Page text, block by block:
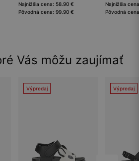
Najnižšia cena: 58.90 €
Pôvodná cena: 99.90 €
Najnižšia
Pôvodná
Vás môžu zaujímať
Výpredaj Výpredaj